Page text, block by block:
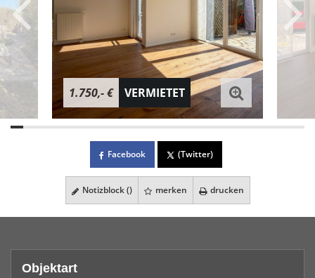
1.750,- € VERMIETET
Facebook (Twitter)
Notizblock () merken drucken
Objektart